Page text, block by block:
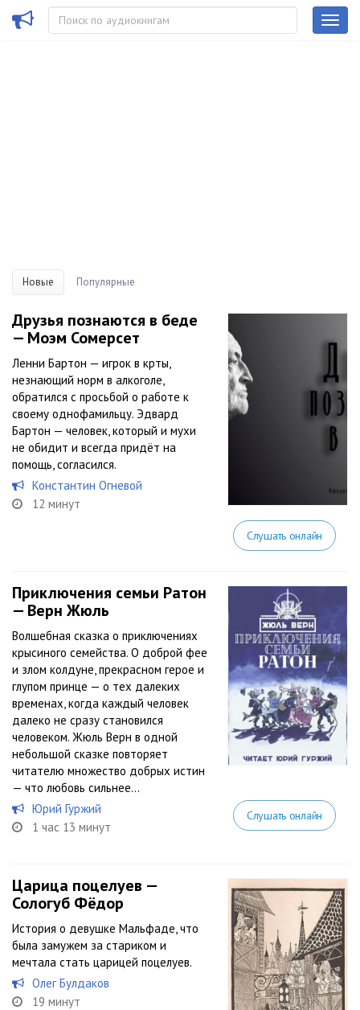
Новые Популярные
Друзья познаются в беде
— Моэм Сомерсет
Ленни Бартон — игрок в крты,
незнающий норм в алкоголе,
обратился с просьбой о работе к
своему однофамильцу. Эдвард
Бартон — человек, который и мухи
не обидит и всегда придёт на
помощь, согласился.
Константин Огневой
12 минут
Слушать онлайн
Приключения семьи Ратон
— Верн Жюль
Волшебная сказка о приключениях
крысиного семейства. О доброй фее
и злом колдуне, прекрасном герое и
глупом принце — о тех далеких
временах, когда каждый человек
далеко не сразу становился
человеком. Жюль Верн в одной
небольшой сказке повторяет
читателю множество добрых истин
— что любовь сильнее...
Юрий Гуржий
1 час 13 минут
Слушать онлайн
Царица поцелуев —
Сологуб Фёдор
История о девушке Мальфаде, что
была замужем за стариком и
мечтала стать царицей поцелуев.
Олег Булдаков
19 минут